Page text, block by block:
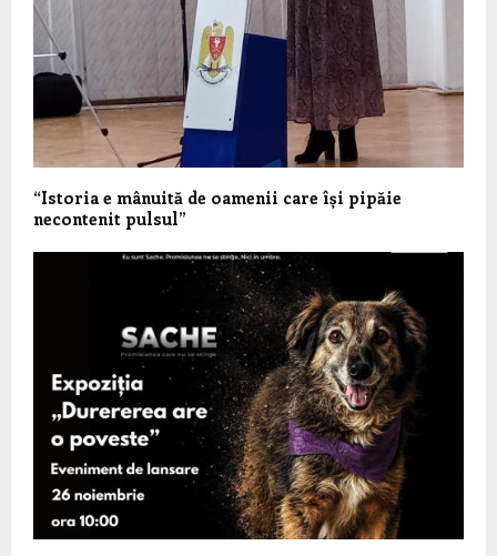
“Istoria e mânuită de oamenii care își pipăie
necontenit pulsul”